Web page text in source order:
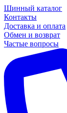
Шинный каталог
Контакты
Доставка и оплата
Обмен и возврат
Частые вопросы